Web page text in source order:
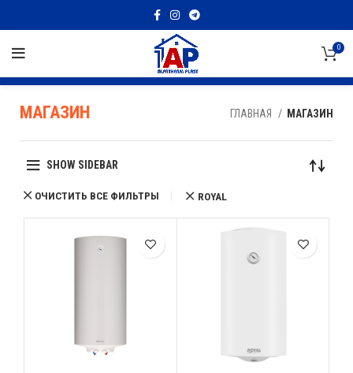
0
МАГАЗИН ГЛАВНАЯ МАГАЗИН
SHOW SIDEBAR
ОЧИСТИТЬ ВСЕ ФИЛЬТРЫ ROYAL